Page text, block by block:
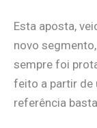
Esta aposta,
novo
sempre foi
feito a partir de
referência